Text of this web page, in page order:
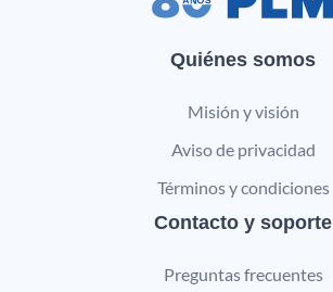
Quiénes somos
Misión y visión
Aviso de privacidad
Términos y condiciones
Contacto y soporte
Preguntas frecuentes